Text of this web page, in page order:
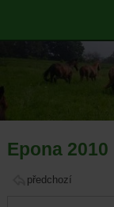
Epona 2010
předchozí